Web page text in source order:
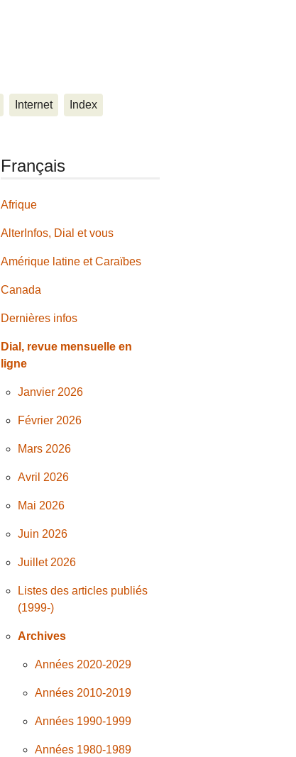
Internet Index
Français
Afrique
AlterInfos, Dial et vous
Amérique latine et Caraïbes
Canada
Dernières infos
Dial, revue mensuelle en
ligne
Janvier 2026
Février 2026
Mars 2026
Avril 2026
Mai 2026
Juin 2026
Juillet 2026
Listes des articles publiés
(1999-)
Archives
Années 2020-2029
Années 2010-2019
Années 1990-1999
Années 1980-1989